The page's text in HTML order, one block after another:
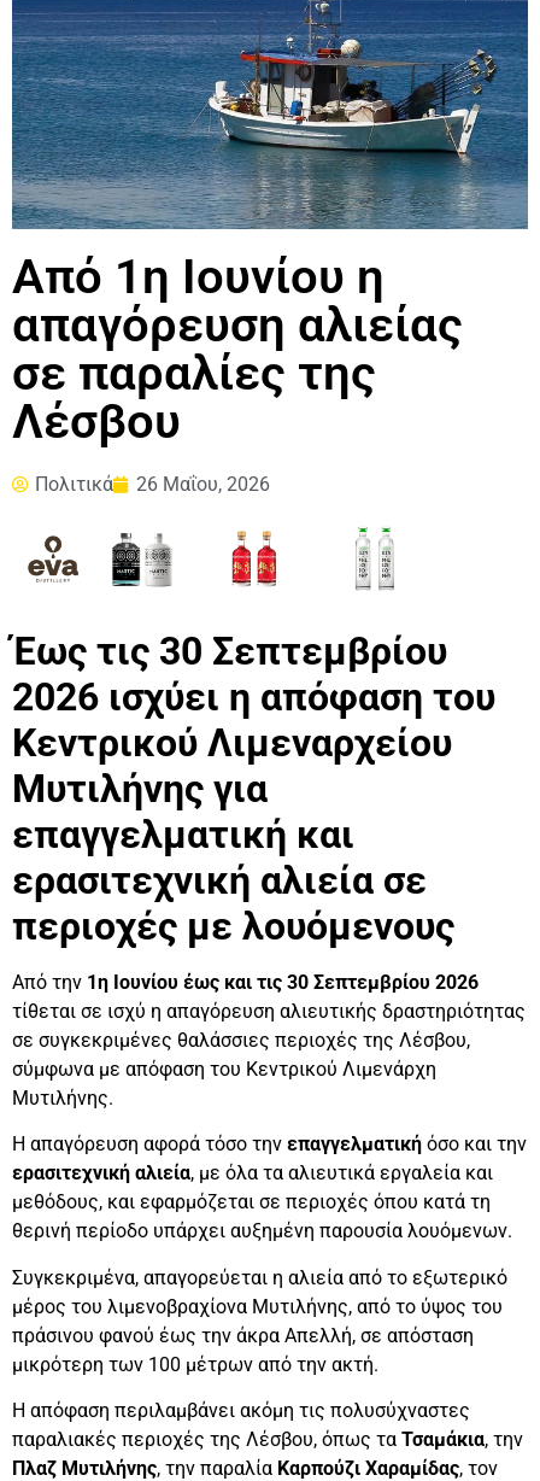
Από 1η Ιουνίου η
απαγόρευση αλιείας
σε παραλίες της
Λέσβου
Πολιτικά 26 Μαΐου, 2026
Έως τις 30 Σεπτεμβρίου
2026 ισχύει η απόφαση του
Κεντρικού Λιμεναρχείου
Μυτιλήνης για
επαγγελματική και
ερασιτεχνική αλιεία σε
περιοχές με λουόμενους
Από την 1η Ιουνίου έως και τις 30 Σεπτεμβρίου 2026
τίθεται σε ισχύ η απαγόρευση αλιευτικής δραστηριότητας
σε συγκεκριμένες θαλάσσιες περιοχές της Λέσβου,
σύμφωνα με απόφαση του Κεντρικού Λιμενάρχη
Μυτιλήνης.
Η απαγόρευση αφορά τόσο την επαγγελματική όσο και την
ερασιτεχνική αλιεία, με όλα τα αλιευτικά εργαλεία και
μεθόδους, και εφαρμόζεται σε περιοχές όπου κατά τη
θερινή περίοδο υπάρχει αυξημένη παρουσία λουόμενων.
Συγκεκριμένα, απαγορεύεται η αλιεία από το εξωτερικό
μέρος του λιμενοβραχίονα Μυτιλήνης, από το ύψος του
πράσινου φανού έως την άκρα Απελλή, σε απόσταση
μικρότερη των 100 μέτρων από την ακτή.
Η απόφαση περιλαμβάνει ακόμη τις πολυσύχναστες
παραλιακές περιοχές της Λέσβου, όπως τα Τσαμάκια, την
Πλαζ Μυτιλήνης, την παραλία Καρπούζι Χαραμίδας, τον